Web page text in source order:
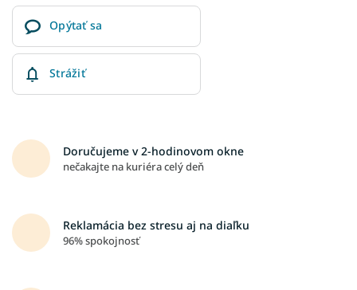
Opýtať sa
Strážiť
Doručujeme v 2-hodinovom okne
nečakajte na kuriéra celý deň
Reklamácia bez stresu aj na diaľku
96% spokojnosť